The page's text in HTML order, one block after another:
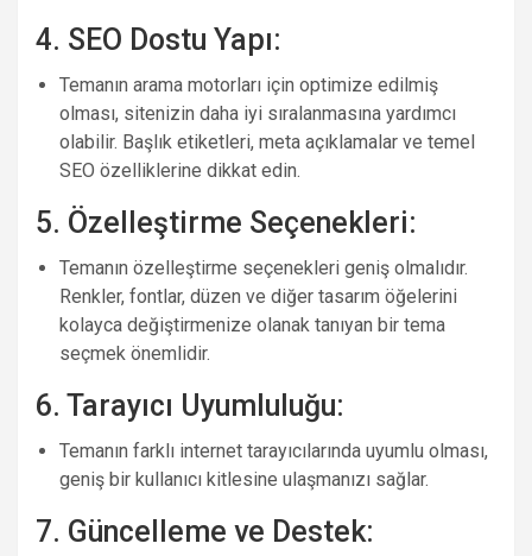
4. SEO Dostu Yapı:
Temanın arama motorları için optimize edilmiş
olması, sitenizin daha iyi sıralanmasına yardımcı
olabilir. Başlık etiketleri, meta açıklamalar ve temel
SEO özelliklerine dikkat edin.
5. Özelleştirme Seçenekleri:
Temanın özelleştirme seçenekleri geniş olmalıdır.
Renkler, fontlar, düzen ve diğer tasarım öğelerini
kolayca değiştirmenize olanak tanıyan bir tema
seçmek önemlidir.
6. Tarayıcı Uyumluluğu:
Temanın farklı internet tarayıcılarında uyumlu olması,
geniş bir kullanıcı kitlesine ulaşmanızı sağlar.
7. Güncelleme ve Destek: